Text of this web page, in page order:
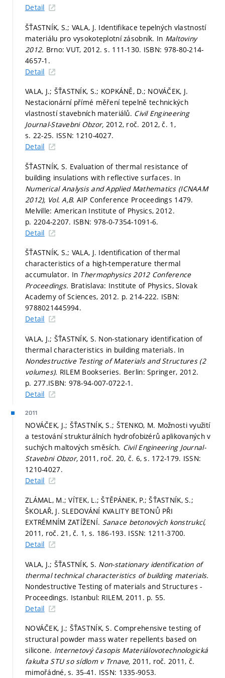
Detail
ŠŤASTNÍK, S.; VALA, J. Identifikace tepelných vlastností
materiálu pro vysokoteplotní zásobník. In Maltoviny
2012. Brno: VUT, 2012.s. 111-130. ISBN: 978-80-214-
4657-1.
Detail
VALA, J.; ŠŤASTNÍK, S.; KOPKÁNĚ, D.; NOVÁČEK, J.
Nestacionární přímé měření tepelně technických
vlastností stavebních materiálů. Civil Engineering
Journal-Stavebni Obzor, 2012, roč. 2012, č. 1,
s. 22-25. ISSN: 1210-4027.
Detail
ŠŤASTNÍK, S. Evaluation of thermal resistance of
building insulations with reflective surfaces. In
Numerical Analysis and Applied Mathematics (ICNAAM
2012), Vol. A,B. AIP Conference Proceedings 1479.
Melville: American Institute of Physics, 2012.
p. 2204-2207. ISBN: 978-0-7354-1091-6.
Detail
ŠŤASTNÍK, S.; VALA, J. Identification of thermal
characteristics of a high-temperature thermal
accumulator. In Thermophysics 2012 Conference
Proceedings. Bratislava: Institute of Physics, Slovak
Academy of Sciences, 2012. p. 214-222. ISBN:
9788021445994.
Detail
VALA, J.; ŠŤASTNÍK, S. Non-stationary identification of
thermal characteristics in building materials. In
Nondestructive Testing of Materials and Structures (2
volumes). RILEM Bookseries. Berlin: Springer, 2012.
p. 277.ISBN: 978-94-007-0722-1.
Detail
2011
NOVÁČEK, J.; ŠŤASTNÍK, S.; ŠTENKO, M. Možnosti využití
a testování strukturálních hydrofobizérů aplikovaných v
suchých maltových směsích. Civil Engineering Journal-
Stavebni Obzor,2011, roč. 20, č. 6,s. 172-179. ISSN:
1210-4027.
Detail
ZLÁMAL, M.; VÍTEK, L.; ŠTĚPÁNEK, P.; ŠŤASTNÍK, S.;
ŠKOLAŘ, J. SLEDOVÁNÍ KVALITY BETONŮ PŘI
EXTRÉMNÍM ZATÍŽENÍ. Sanace betonových konstrukcí,
2011, roč. 21, č. 1, s. 186-193. ISSN: 1211-3700.
Detail
VALA, J.; ŠŤASTNÍK, S. Non-stationary identification of
thermal technical characteristics of building materials.
Nondestructive Testing of materials and Structures -
Proceedings. Istanbul: RILEM, 2011. p. 55.
Detail
NOVÁČEK, J.; ŠŤASTNÍK, S. Comprehensive testing of
structural powder mass water repellents based on
silicone. Internetový časopis Materiálovotechnologická
fakulta STU so sídlom v Trnave, 2011, roč. 2011, č.
mimořádné,s. 35-41. ISSN: 1335-9053.